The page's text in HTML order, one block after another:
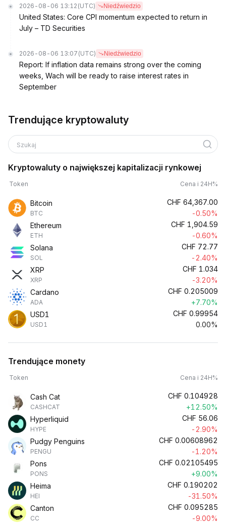
2026-08-06 13:12 (UTC) Niedźwiedzio
United States: Core CPI momentum expected to return in
July – TD Securities
2026-08-06 13:07 (UTC) Niedźwiedzio
Report: If inflation data remains strong over the coming
weeks, Wach will be ready to raise interest rates in
September
Trendujące kryptowaluty
Szukaj
Kryptowaluty o największej kapitalizacji rynkowej
Token Cena i 24H%
Bitcoin
BTC
CHF 64,367.00
-0.50%
Ethereum
ETH
CHF 1,904.59
-0.60%
Solana
SOL
CHF 72.77
-2.40%
XRP
XRP
CHF 1.034
-3.20%
Cardano
ADA
CHF 0.205009
+7.70%
USD1
USD1
CHF 0.99954
0.00%
Trendujące monety
Token Cena i 24H%
Cash Cat
CASHCAT
CHF 0.104928
+12.50%
Hyperliquid
HYPE
CHF 56.06
-2.90%
Pudgy Penguins
PENGU
CHF 0.00608962
-1.20%
Pons
PONS
CHF 0.02105495
+9.00%
Heima
HEI
CHF 0.190202
-31.50%
Canton
CC
CHF 0.095285
-9.00%